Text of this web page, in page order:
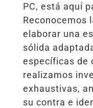
PC, está aquí
Reconocemos
elaborar una
sólida
específicas de
realizamos
exhaustivas,
su contra e